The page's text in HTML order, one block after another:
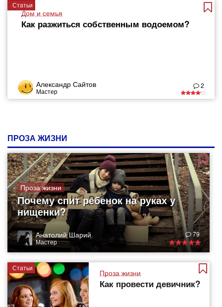
Статьи
Дом и семья
Как разжиться собственным водоемом?
Александр Сайтов
Мастер
2
ПРОЗА ЖИЗНИ
Проза жизни
Почему спит ребенок на руках у
нищенки?
Анатолий Шарий
Мастер
79
Статьи
Проза жизни
Как провести девичник?